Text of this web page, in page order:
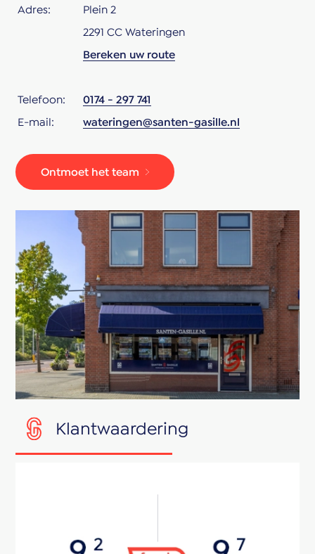
Adres:
Plein 2
2291 CC Wateringen
Bereken uw route
Telefoon:
0174 - 297 741
E-mail:
wateringen@santen-gasille.nl
Ontmoet het team
Klantwaardering